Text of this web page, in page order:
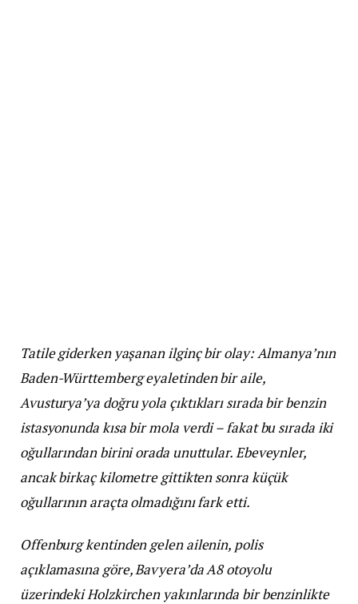
Tatile giderken yaşanan ilginç bir olay: Almanya’nın
Baden-Württemberg eyaletinden bir aile,
Avusturya’ya doğru yola çıktıkları sırada bir benzin
istasyonunda kısa bir mola verdi – fakat bu sırada iki
oğullarından birini orada unuttular. Ebeveynler,
ancak birkaç kilometre gittikten sonra küçük
oğullarının araçta olmadığını fark etti.
Offenburg kentinden gelen ailenin, polis
açıklamasına göre, Bavyera’da A8 otoyolu
üzerindeki Holzkirchen yakınlarında bir benzinlikte